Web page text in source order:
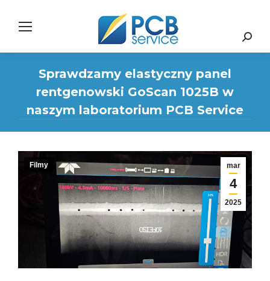
Search:
Sprawdzamy elastyczny panel
rentgenowski GoScan 1025B w
naszym laboratorium PCB Service
mar
4
2025
Filmy